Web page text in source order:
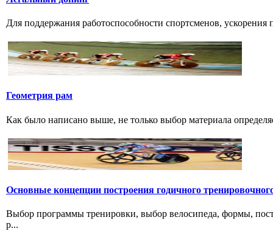
Для поддержания работоспособности спортсменов,
Геометрия рам
Как было написано выше, не только выбор материала
Основные концепции построения годичного
Выбор программы тренировки, выбор велосипеда, формы,
р...